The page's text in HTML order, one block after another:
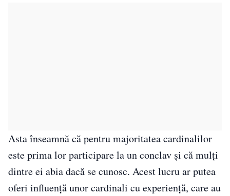
Asta înseamnă că pentru majoritatea cardinalilor
este prima lor participare la un conclav și că mulți
dintre ei abia dacă se cunosc. Acest lucru ar putea
oferi influență unor cardinali cu experiență, care au